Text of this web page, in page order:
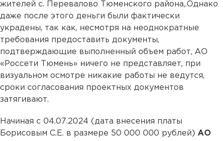
жителей с. Перевалово Тюменского района,.Однако
даже после этого деньги были фактически
украдены, так как, несмотря на неоднократные
требования предоставить документы,
подтверждающие выполненный объем работ, АО
«Россети Тюмень» ничего не представляет, при
визуальном осмотре никакие работы не ведутся,
сроки согласования проектных документов
затягивают.
Начиная с 04.07.2024 (дата внесения платы
Борисовым С.Е. в размере 50 000 000 рублей) АО